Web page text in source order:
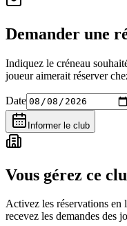
Demander une
Indiquez le créneau
joueur aimerait réserver
Date
Informer le club
Vous gérez ce
Activez les réservations en
recevez les demandes des